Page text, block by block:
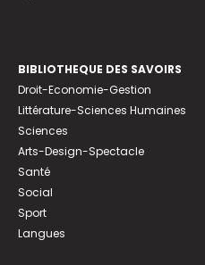
BIBLIOTHEQUE DES SAVOIRS
Droit-Economie-Gestion
Littérature-Sciences Humaines
Sciences
Arts-Design-Spectacle
Santé
Social
Sport
Langues